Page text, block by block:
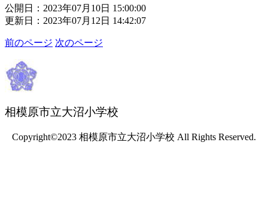
公開日：2023年07月10日 15:00:00
更新日：2023年07月12日 14:42:07
前のページ 次のページ
相模原市立大沼小学校
Copyright©2023 相模原市立大沼小学校 All Rights Reserved.